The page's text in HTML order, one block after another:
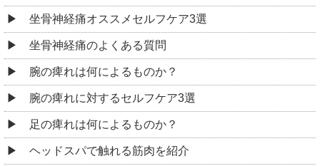
坐骨神経痛オススメセルフケア3選
坐骨神経痛のよくある質問
腕の痺れは何によるものか？
腕の痺れに対するセルフケア3選
足の痺れは何によるものか？
ヘッドスパで触れる筋肉を紹介